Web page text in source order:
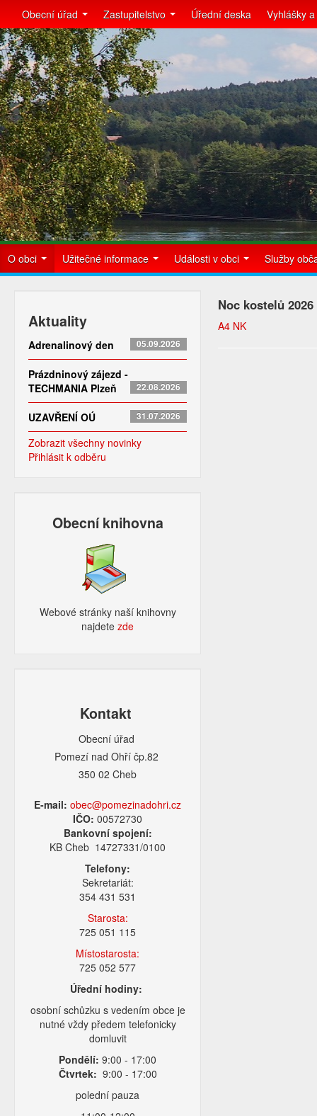
Obecní úřad Zastupitelstvo Úřední deska Vyhlášky
O obci Užitečné informace Události v obci Služby
Aktuality
Adrenalinový den 05.09.2026
Prázdninový zájezd -
TECHMANIA Plzeň
22.08.2026
UZAVŘENÍ OÚ 31.07.2026
Zobrazit všechny novinky
Přihlásit k odběru
Obecní knihovna
Webové stránky naší knihovny
najdetezde​
Kontakt
Obecní úřad
Pomezí nad Ohří čp.82
350 02 Cheb
E-mail: obec@pomezinadohri.cz
IČO:00572730
Bankovní spojení:
KB Cheb 14727331/0100
Telefony:
Sekretariát:
354 431 531
Starosta:
725 051 115
Místostarosta:
725 052 577
Úřední hodiny:
osobní schůzku s vedením obce je
nutné vždy předem telefonicky
domluvit
Pondělí: 9:00 - 17:00
Čtvrtek: 9:00 - 17:00
polední pauza
Noc kostelů 2026
A4 NK